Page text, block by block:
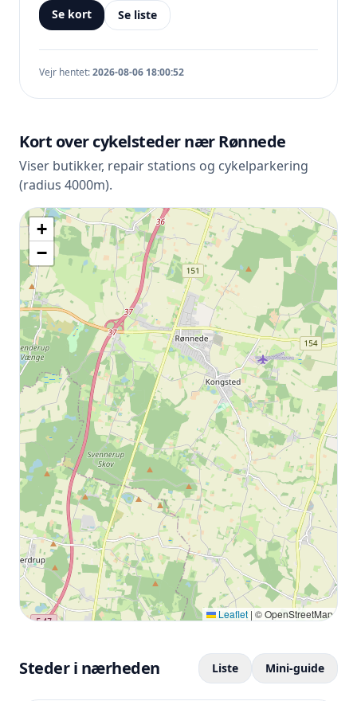
Se kort Se liste
Vejr hentet:2026-08-06 18:00:52
Kort over cykelsteder nær Rønnede
Viser butikker, repair stations og cykelparkering
(radius 4000m).
+
−
Leaflet | © OpenStreetMap
Steder i nærheden Liste Mini-guide